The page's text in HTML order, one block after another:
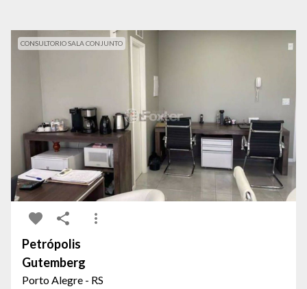
CONSULTORIO SALA CONJUNTO
Petrópolis
Gutemberg
Porto Alegre - RS